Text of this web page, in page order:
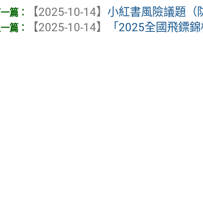
【2025-10-14】小紅書風險議題（
【2025-10-14】
「2025全國飛鏢錦